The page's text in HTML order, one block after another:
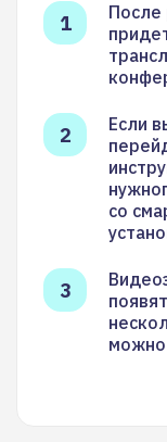
После
Если
со
можно